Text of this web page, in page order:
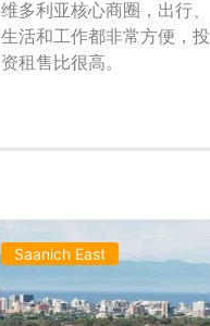
维多利亚核心商圈，出行、
生活和工作都非常方便，投
资租售比很高。
Saanich East